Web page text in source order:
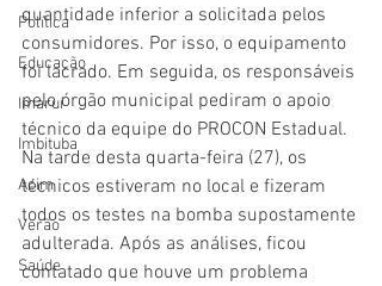
Política
Educação
Imaruí
Imbituba
Acim
Verão
Saúde
quantidade inferior a solicitada pelos
consumidores. Por isso, o equipamento
foi lacrado. Em seguida, os responsáveis
pelo órgão municipal pediram o apoio
técnico da equipe do PROCON Estadual.
Na tarde desta quarta-feira (27), os
técnicos estiveram no local e fizeram
todos os testes na bomba supostamente
adulterada. Após as análises, ficou
contatado que houve um problema